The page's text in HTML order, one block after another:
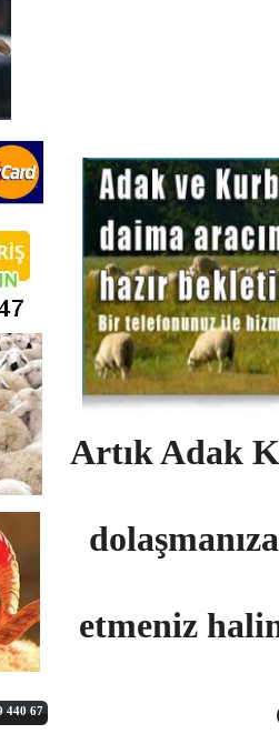
440 67
Artık Adak
etmeniz